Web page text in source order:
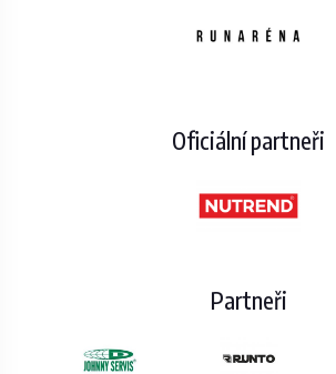
Oficiální partneři
Partneři